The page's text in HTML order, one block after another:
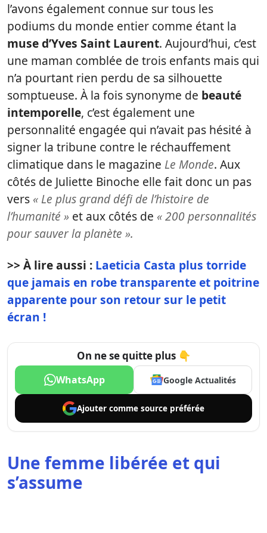
l’avons également connue sur tous les
podiums du monde entier comme étant la
muse d’Yves Saint Laurent. Aujourd’hui, c’est
une maman comblée de trois enfants mais qui
n’a pourtant rien perdu de sa silhouette
somptueuse. À la fois synonyme de beauté
intemporelle, c’est également une
personnalité engagée qui n’avait pas hésité à
signer la tribune contre le réchauffement
climatique dans le magazine Le Monde. Aux
côtés de Juliette Binoche elle fait donc un pas
vers « Le plus grand défi de l’histoire de
l’humanité » et aux côtés de « 200 personnalités
pour sauver la planète ».
>> À lire aussi : Laeticia Casta plus torride
que jamais en robe transparente et poitrine
apparente pour son retour sur le petit
écran !
On ne se quitte plus 👇
WhatsApp Google Actualités
Ajouter comme source préférée
Une femme libérée et qui
s’assume